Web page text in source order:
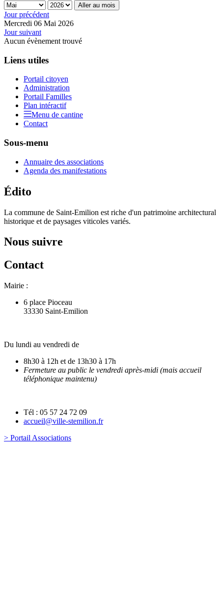
Aller au mois
Jour précédent
Mercredi 06 Mai 2026
Jour suivant
Aucun évènement trouvé
Liens utiles
Portail citoyen
Administration
Portail Familles
Plan intéractif
Menu de cantine
Contact
Sous-menu
Annuaire des associations
Agenda des manifestations
Édito
La commune de Saint-Emilion est riche d'un patrimoine architectural
historique et de paysages viticoles variés.
Nous suivre
Contact
Mairie :
6 place Pioceau
33330 Saint-Emilion
Du lundi au vendredi de
8h30 à 12h et de 13h30 à 17h
Fermeture au public le vendredi après-midi (mais accueil
téléphonique maintenu)
Tél : 05 57 24 72 09
accueil@ville-stemilion.fr
> Portail Associations